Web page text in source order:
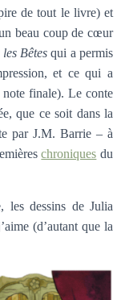
de tout le livre) et
beau coup de cœur
Bêtes qui a permis
et ce qui a
finale). Le conte
que ce soit dans la
par J.M. Barrie – à
chroniques du
les dessins de Julia
(d’autant que la